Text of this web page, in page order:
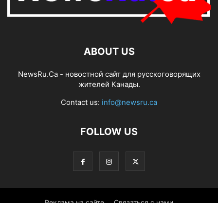
ABOUT US
NewsRu.Ca - новостной сайт для русскоговорящих
жителей Канады.
Contact us: info@newsru.ca
FOLLOW US